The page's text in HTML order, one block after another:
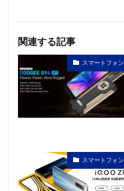
関連する記事
スマートフォン
スマートフォン